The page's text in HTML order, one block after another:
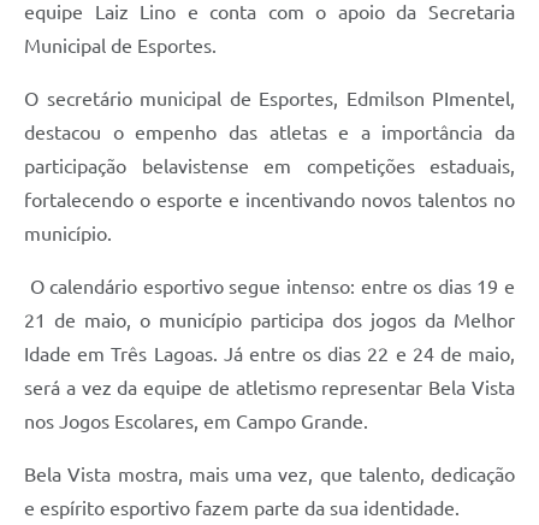
equipe Laiz Lino e conta com o apoio da Secretaria
Municipal de Esportes.
O secretário municipal de Esportes, Edmilson PImentel,
destacou o empenho das atletas e a importância da
participação belavistense em competições estaduais,
fortalecendo o esporte e incentivando novos talentos no
município.
O calendário esportivo segue intenso: entre os dias 19 e
21 de maio, o município participa dos jogos da Melhor
Idade em Três Lagoas. Já entre os dias 22 e 24 de maio,
será a vez da equipe de atletismo representar Bela Vista
nos Jogos Escolares, em Campo Grande.
Bela Vista mostra, mais uma vez, que talento, dedicação
e espírito esportivo fazem parte da sua identidade.